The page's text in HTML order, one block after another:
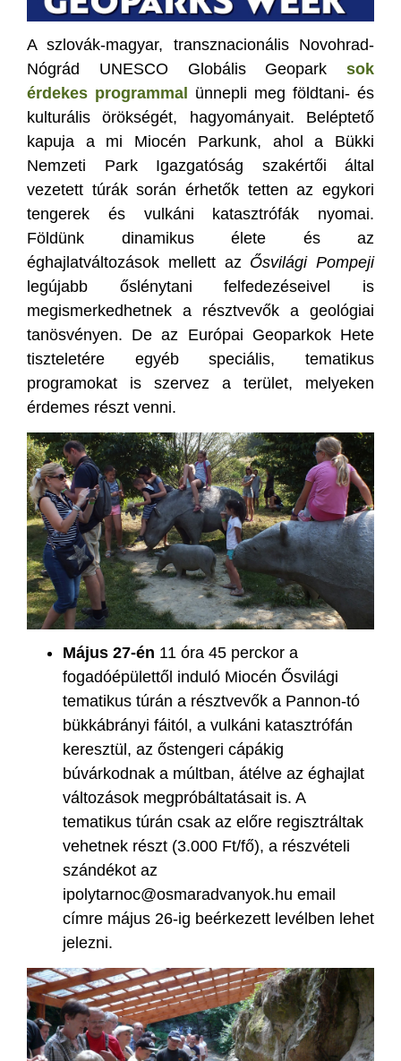
A szlovák-magyar, transznacionális Novohrad-
Nógrád UNESCO Globális Geopark sok
érdekes programmal
ünnepli meg földtani- és
kulturális örökségét, hagyományait. Beléptető
kapuja a mi Miocén Parkunk, ahol a Bükki
Nemzeti Park Igazgatóság szakértői által
vezetett túrák során érhetők tetten az egykori
tengerek és vulkáni katasztrófák nyomai.
Földünk dinamikus élete és az
éghajlatváltozások mellett az Ősvilági Pompeji
legújabb őslénytani felfedezéseivel is
megismerkedhetnek a résztvevők a geológiai
tanösvényen. De az Európai Geoparkok Hete
tiszteletére egyéb speciális, tematikus
programokat is szervez a terület, melyeken
érdemes részt venni.
Május 27-én 11 óra 45 perckor a
fogadóépülettől induló Miocén Ősvilági
tematikus túrán a résztvevők a Pannon-tó
bükkábrányi fáitól, a vulkáni katasztrófán
keresztül, az őstengeri cápákig
búvárkodnak a múltban, átélve az éghajlat
változások megpróbáltatásait is. A
tematikus túrán csak az előre regisztráltak
vehetnek részt (3.000 Ft/fő), a részvételi
szándékot az
ipolytarnoc@osmaradvanyok.hu email
címre május 26-ig beérkezett levélben lehet
jelezni.